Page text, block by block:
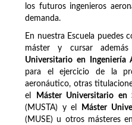
los futuros ingenieros
demanda.
En nuestra Escuela puedes
máster y cursar
Universitario en Ingeniería
para el ejercicio de la
aeronáutico, otras
el
Máster Universitario en
(MUSTA) y el
Máster
(MUSE) u otros másteres